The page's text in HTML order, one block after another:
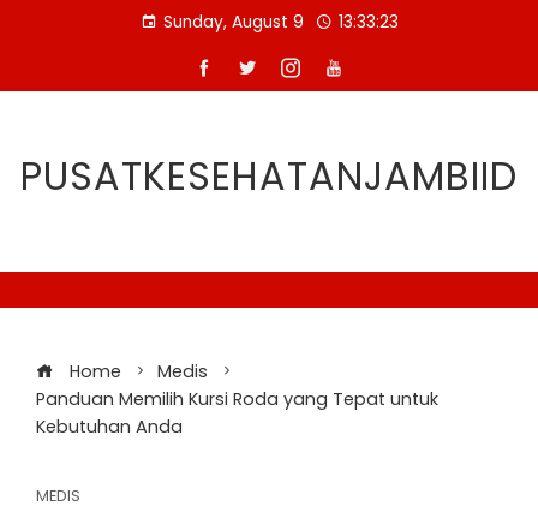
Sunday, August 9 13:33:24
PUSATKESEHATANJAMBIID
Home
Medis
Panduan Memilih Kursi Roda yang Tepat untuk
Kebutuhan Anda
MEDIS